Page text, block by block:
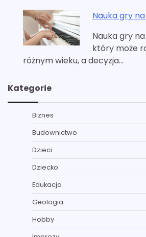
Nauka gry
Nauka gry
który może
różnym wieku, a decyzja…
Kategorie
Biznes
Budownictwo
Dzieci
Dziecko
Edukacja
Geologia
Hobby